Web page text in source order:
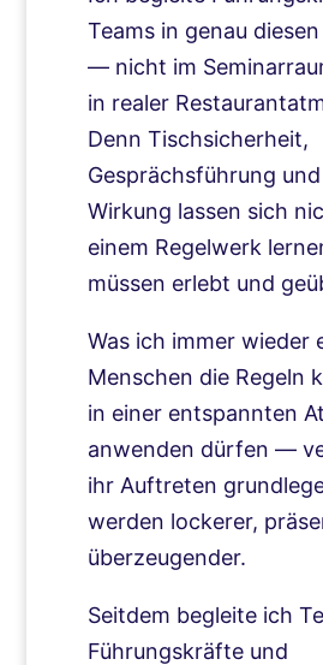
Teams in genau
— nicht im
in realer
Denn Tischsicherheit,
Gesprächsführung
Wirkung lassen sich
einem Regelwerk
müssen erlebt und
Was ich immer wieder
Menschen die Regeln
in einer entspannten
anwenden dürfen —
ihr Auftreten
werden lockerer,
überzeugender.
Seitdem begleite ich
Führungskräfte und